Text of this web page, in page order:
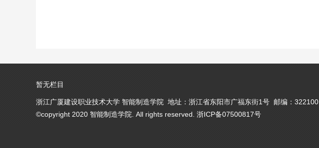
暂无栏目
浙江广厦建设职业技术大学 智能制造学院 地址：浙江省东阳市广福东街1号 邮编：322100
©copyright 2020 智能制造学院. All rights reserved. 浙ICP备07500817号